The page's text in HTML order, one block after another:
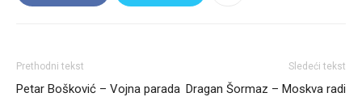
Prethodni tekst
Petar Bošković – Vojna parada
Sledeći tekst
Dragan Šormaz – Moskva radi